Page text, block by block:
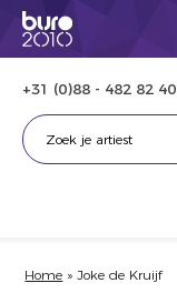
+31 (0)88 - 482 82 40
Home »Joke de Kruijf